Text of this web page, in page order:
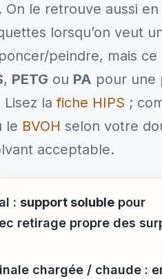
le retrouve aussi en
lorsqu’on veut
peindre, mais ce
, PETG ou PA pour une
Lisez lafiche HIPS ;
le BVOH selon votre
acceptable.
: support solublepour
retirage propre des
chargée / chaude :